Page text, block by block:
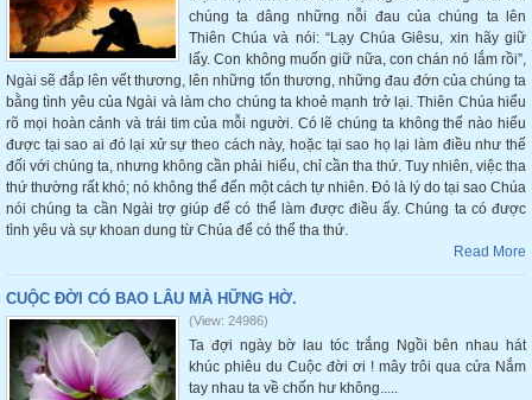
chúng ta dâng những nỗi đau của chúng ta lên
Thiên Chúa và nói: “Lạy Chúa Giêsu, xin hãy giữ
lấy. Con không muốn giữ nữa, con chán nó lắm rồi”,
Ngài sẽ đắp lên vết thương, lên những tổn thương, những đau đớn của chúng ta
bằng tình yêu của Ngài và làm cho chúng ta khoẻ mạnh trở lại. Thiên Chúa hiểu
rõ mọi hoàn cảnh và trái tim của mỗi người. Có lẽ chúng ta không thể nào hiểu
được tại sao ai đó lại xử sự theo cách này, hoặc tại sao họ lại làm điều như thế
đối với chúng ta, nhưng không cần phải hiểu, chỉ cần tha thứ. Tuy nhiên, việc tha
thứ thường rất khó; nó không thể đến một cách tự nhiên. Đó là lý do tại sao Chúa
nói chúng ta cần Ngài trợ giúp để có thể làm được điều ấy. Chúng ta có được
tình yêu và sự khoan dung từ Chúa để có thể tha thứ.
Read More
CUỘC ĐỜI CÓ BAO LÂU MÀ HỮNG HỜ.
(View: 24986)
Ta đợi ngày bờ lau tóc trắng Ngồi bên nhau hát
khúc phiêu du Cuộc đời ơi ! mây trôi qua cửa Nắm
tay nhau ta về chốn hư không.....